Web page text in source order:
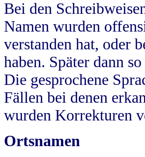
Bei den
Namen wurden
verstanden hat, oder
haben. Später dann
Die gesprochene
Fällen bei denen
wurden Korrekturen
Ortsnamen